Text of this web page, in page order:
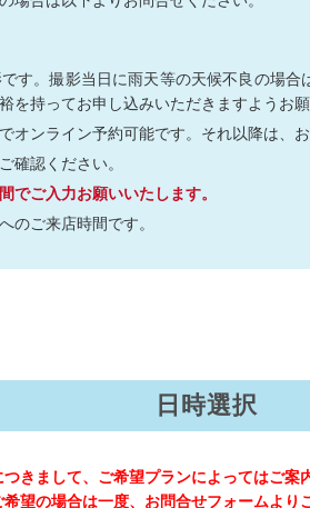
す。撮影当日に雨天等の天候不良の場
を持ってお申し込みいただきますようお願
ンライン予約可能です。それ以降は、お
確認ください。
ご入力お願いいたします。
のご来店時間です。
日時選択
きまして、ご希望プランによってはご案
希望の場合は一度、お問合せフォームより